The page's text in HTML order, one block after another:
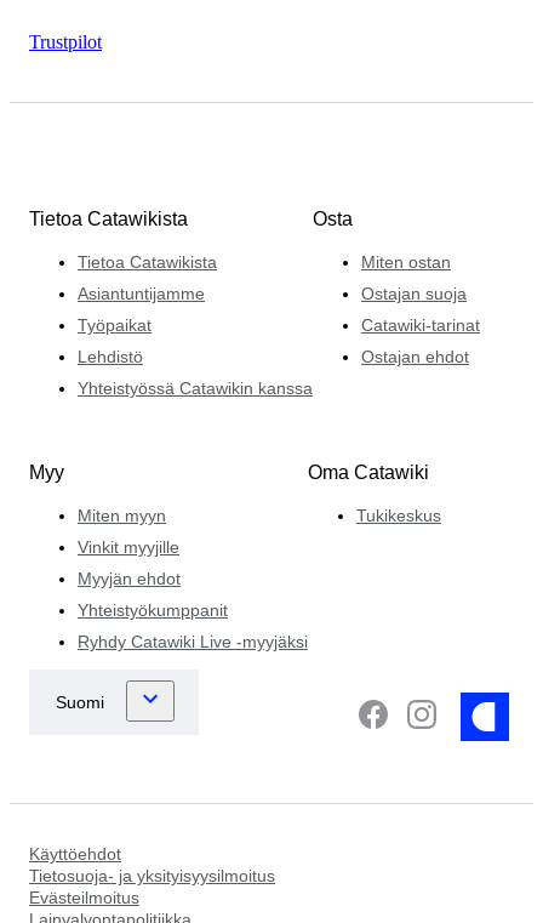
Trustpilot
Tietoa Catawikista
Tietoa Catawikista
Asiantuntijamme
Työpaikat
Lehdistö
Yhteistyössä Catawikin kanssa
Osta
Miten ostan
Ostajan suoja
Catawiki-tarinat
Ostajan ehdot
Myy
Miten myyn
Vinkit myyjille
Myyjän ehdot
Yhteistyökumppanit
Ryhdy Catawiki Live -myyjäksi
Oma Catawiki
Tukikeskus
Käyttöehdot
Tietosuoja- ja yksityisyysilmoitus
Evästeilmoitus